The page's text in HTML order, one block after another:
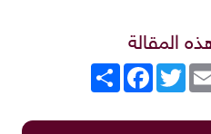
المقالة
انشر
FacebookTwitter